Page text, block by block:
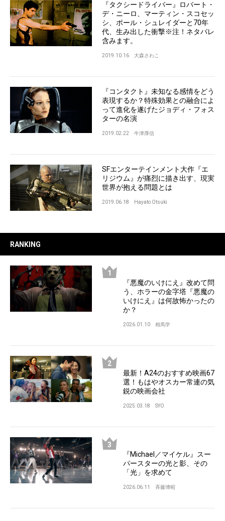
『タクシードライバー』ロバート・
デ・ニーロ、マーティン・スコセッ
シ、ポール・シュレイダーと70年
代、生み出した衝撃※注！ネタバレ
含みます。
2019.10.16 大森さわこ
『コンタクト』未知なる感情をどう
表現するか？特殊効果との融合によ
って進化を遂げたジョディ・フォス
ターの名演
2019.02.22 牛津厚信
SFエンターテインメント大作『エ
リジウム』が痛烈に描き出す、現実
世界が抱える問題とは
2019.06.18 Hayato Otsuki
RANKING
『悪魔のいけにえ』改めて問
う、ホラーの金字塔『悪魔の
いけにえ』は何故怖かったの
か？
2026.01.10 相馬学
最新！A24のおすすめ映画67
選！もはやオスカー常連の気
鋭の映画会社
2025.03.18 SYO
『Michael／マイケル』スー
パースターの光と影、その
「光」を求めて
2026.06.11 斉藤博昭